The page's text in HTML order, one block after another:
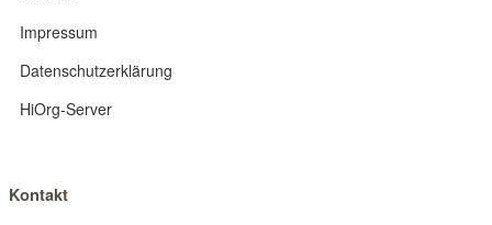
Impressum
Datenschutzerklärung
HiOrg-Server
Kontakt